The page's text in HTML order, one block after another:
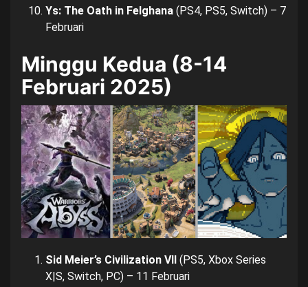
Ys: The Oath in Felghana (PS4, PS5, Switch) – 7
Februari
Minggu Kedua (8-14
Februari 2025)
Sid Meier’s Civilization VII (PS5, Xbox Series
X|S, Switch, PC) – 11 Februari